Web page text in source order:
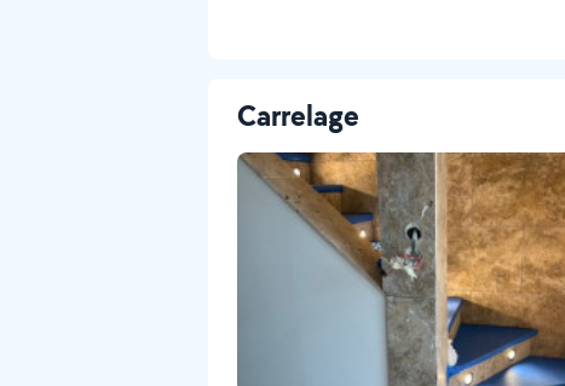
Carrelage